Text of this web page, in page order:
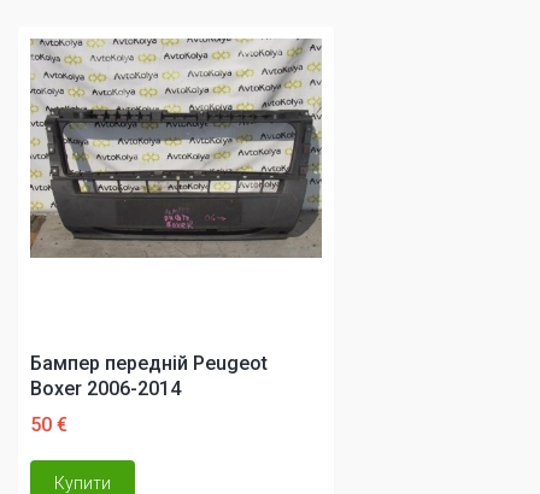
Бампер передній Peugeot
Boxer 2006-2014
50 €
Купити